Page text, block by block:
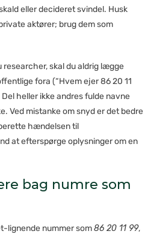
eller decideret svindel. Husk
aktører; brug dem som
researcher, skal du aldrig lægge
fora (“Hvem ejer 86 20 11
heller ikke andres fulde navne
Ved mistanke om snyd er det bedre
hændelsen til
at efterspørge oplysninger om en
bag numre som
lignende nummer som86 20 11 99,